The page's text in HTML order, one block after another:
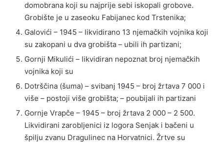
domobrana koji su najprije sebi iskopali grobove.
Grobište je u zaseoku Fabijanec kod Trstenika;
Galovići – 1945 – likvidirano 13 njemačkih vojnika koji
su zakopani u dva grobišta – ubili ih partizani;
Gornji Mikulići – likvidiran nepoznat broj njemačkih
vojnika koji su
Dotrščina (šuma) – svibanj 1945 – broj žrtava 7 000 i
više – postoji više grobišta; – poubijali ih partizani
Gornje Vrapče – 1945 – broj žrtava 2 000 – 2 500.
Likvidirani zarobljenici iz logora Senjak i bačeni u
špilju zvanu Dragulinec na Horvatnici. Žrtve su